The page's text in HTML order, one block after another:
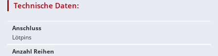
Technische Daten:
Anschluss
Lötpins
Anzahl Reihen